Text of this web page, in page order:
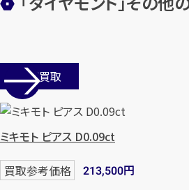
最短1分！
店舗買取
ミキモト ピアス D0.09ct
買取参考価格 213,500円